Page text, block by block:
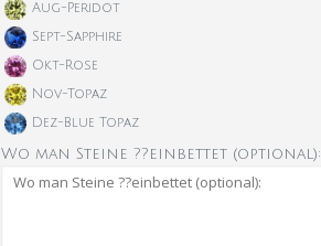
Aug-Peridot
Sept-Sapphire
Okt-Rose
Nov-Topaz
Dez-Blue Topaz
Wo man Steine ??einbettet (optional):